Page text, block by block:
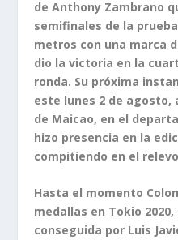
de Anthony Zambrano
semifinales de la
metros con una marca
dio la victoria en la
ronda. Su próxima
este lunes 2 de agosto,
de Maicao, en el
hizo presencia en la
compitiendo en el relevo
Hasta el momento
medallas en Tokio
conseguida por Luis